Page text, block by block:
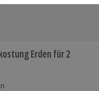
Erden für 2